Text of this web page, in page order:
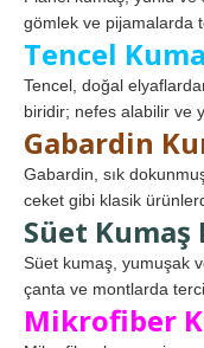
gömlek ve pijamalarda
Tencel
Tencel, doğal
biridir; nefes alabilir ve
Gabardin
Gabardin, sık
ceket gibi klasik
Süet Kumaş
Süet kumaş, yumuşak
çanta ve montlarda
Mikrofiber